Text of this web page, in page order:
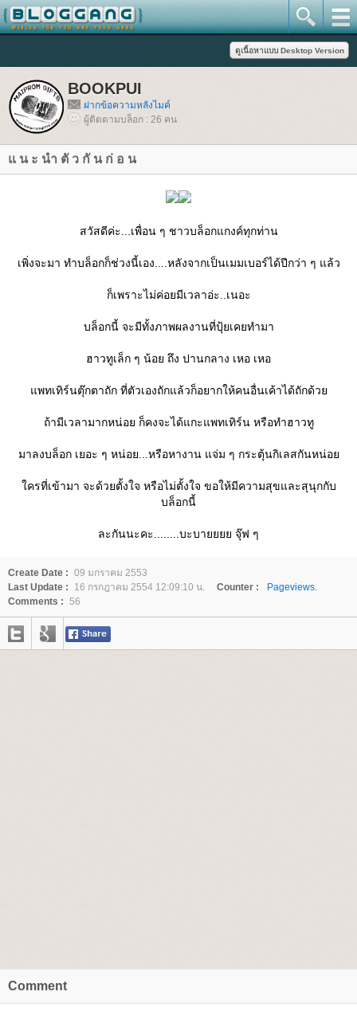
BOOKPUI
ฝากข้อความหลังไมค์
ผู้ติดตามบล็อก : 26 คน
น ะ นำ ตั ว กั น ก่ อ น
สวัสดีค่ะ...เพื่อน ๆ ชาวบล็อกแกงค์ทุกท่าน
เพิ่งจะมา ทำบล็อกก็ช่วงนี้เอง....หลังจากเป็นเมมเบอร์ได้ปีกว่า ๆ แล้ว
ก็เพราะไม่ค่อยมีเวลาอ่ะ..เนอะ
บล็อกนี้ จะมีทั้งภาพผลงานที่ปุ้ยเคยทำมา
ฮาวทูเล็ก ๆ น้อย ถึง ปานกลาง เหอ เหอ
พทเทิร์นตุ๊กตาถัก ที่ตัวเองถักแล้วก็อยากให้คนอื่นเค้าได้ถักด้ว
ถ้ามีเวลามากหน่อย ก็คงจะได้แกะแพทเทิร์น หรือทำฮาวทู
มาลงบล็อก เยอะ ๆ หน่อย...หรือหางาน แจ่ม ๆ กระตุ้นกิเลสกันหน่อ
ครที่เข้ามา จะด้วยตั้งใจ หรือไม่ตั้งใจ ขอให้มีความสุขและสุนุกกับ
บล็อกนี้
ละกันนะคะ........บะบายยยย จุ๊ฟ ๆ
Create Date : 09 มกราคม 2553
Last Update :
16 กรกฎาคม 2554 12:09:10 น. Counter :
Pageviews.
Comments : 56
Comment